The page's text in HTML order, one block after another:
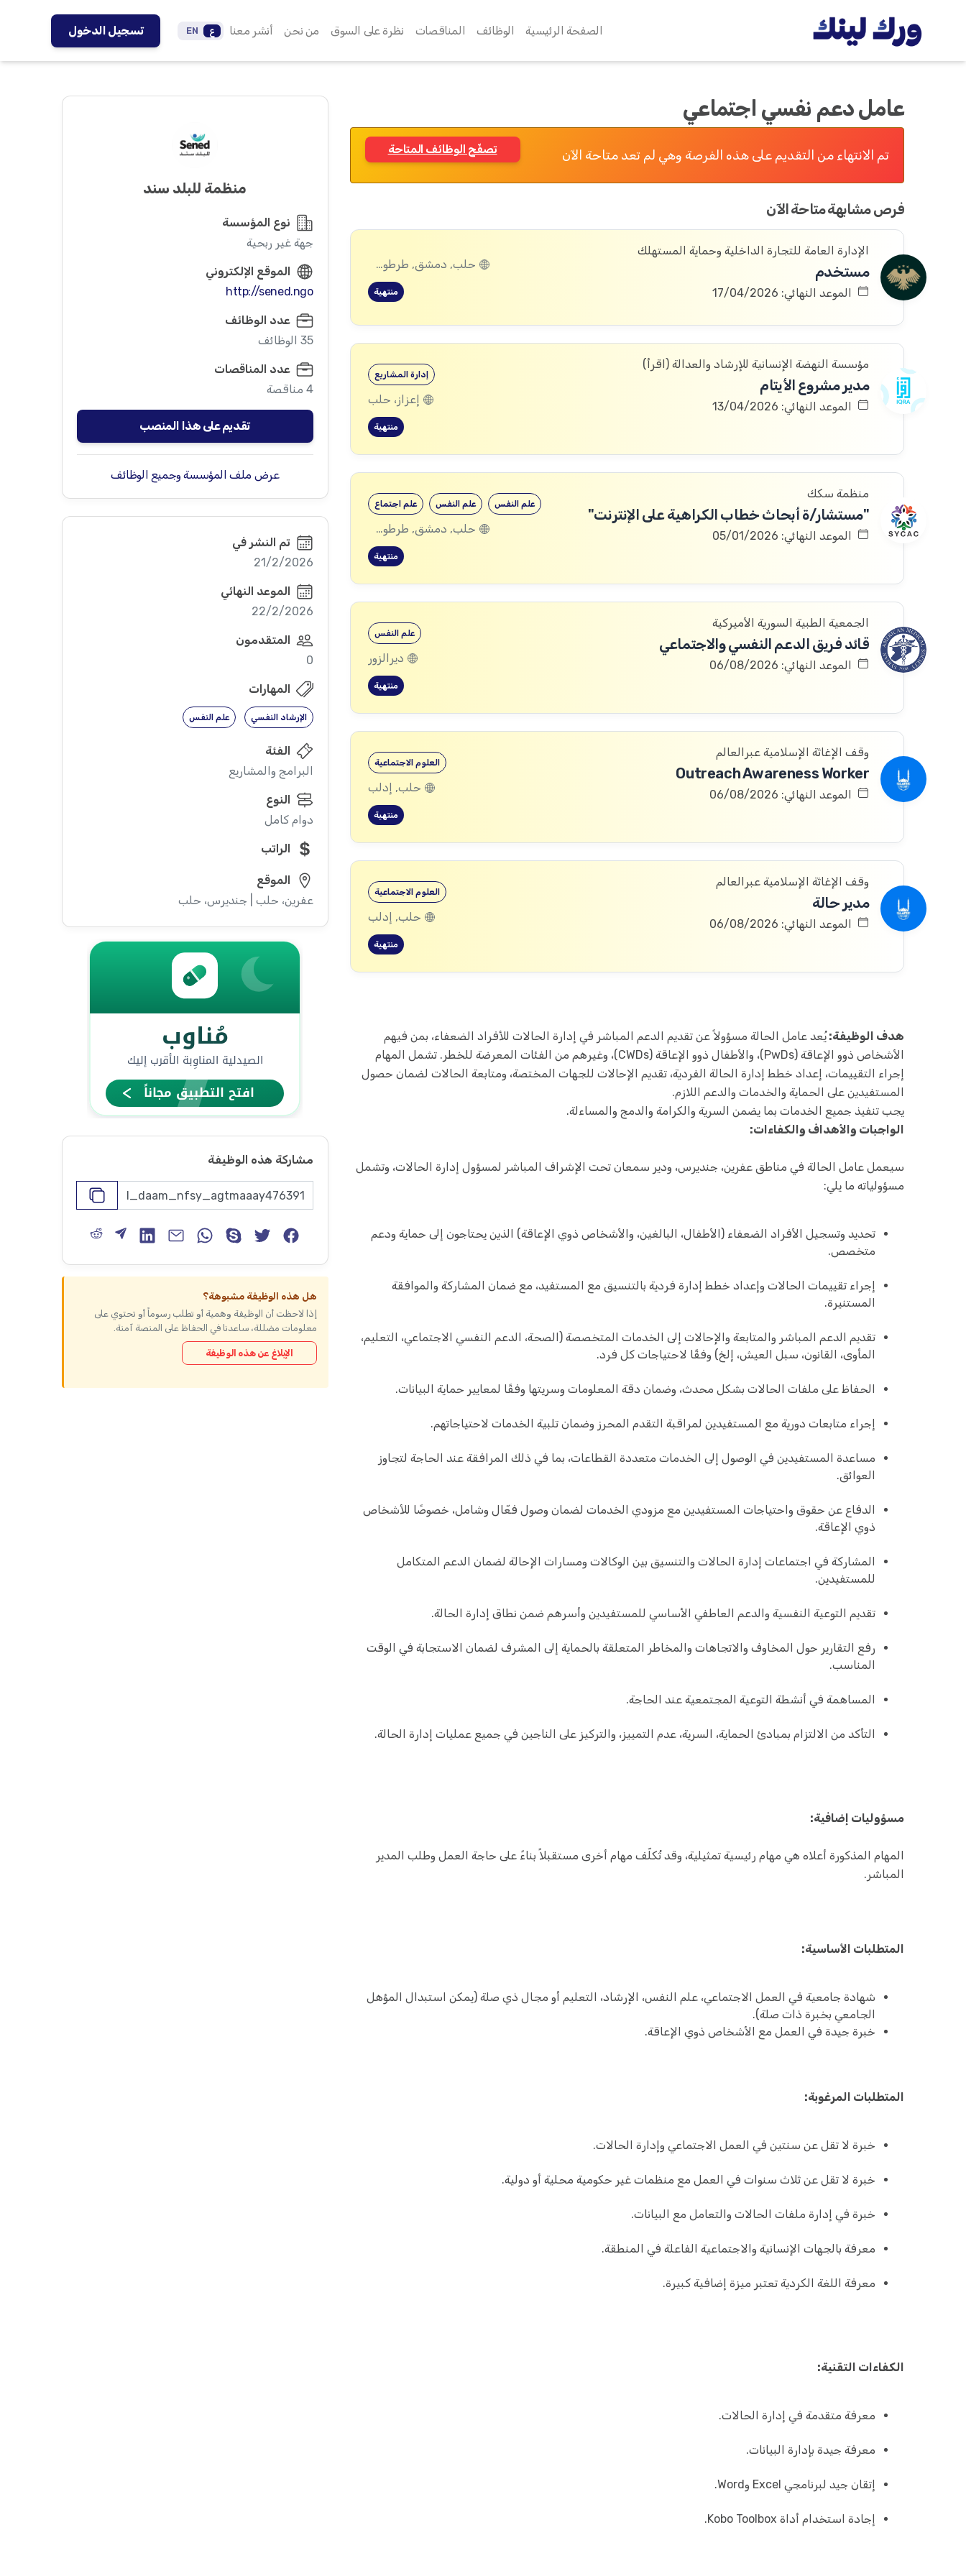
الصفحة الرئيسية الوظائف المناقصات نظرة على السوق من نحن أنشر معنا ع EN تسجيل الدخول
عامل دعم نفسي اجتماعي
تم الانتهاء من التقديم على هذه الفرصة وهي لم تعد متاحة الآن تصفّح الوظائف المتاحة
فرص مشابهة متاحة الآن
الإدارة العامة للتجارة الداخلية وحماية المستهلك
مستخدم
الموعد النهائي: 17/04/2026
حلب, دمشق, طرطوس, ديرالزور, درعا, القنيطرة, اللاذقية, الرقة, الحسكة
منتهية
مؤسسة النهضة الإنسانية للإرشاد والعدالة (اقرأ)
مدير مشروع الأيتام
الموعد النهائي: 13/04/2026
إدارة المشاريع
إعزاز، حلب
منتهية
منظمة سكك
"مستشار/ة أبحاث خطاب الكراهية على الإنترنت"
الموعد النهائي: 05/01/2026
علم اجتماع علم النفس علم النفس
حلب, دمشق, طرطوس, ريف دمشق, ديرالزور, درعا, السويداء, القنيطرة, اللاذقية, الرقة, حمص, الحسكة, حماة, ادلب
منتهية
الجمعية الطبية السورية الأميركية
قائد فريق الدعم النفسي والاجتماعي
الموعد النهائي: 06/08/2026
علم النفس
ديرالزور
منتهية
وقف الإغاثة الإسلامية عبرالعالم
Outreach Awareness Worker
الموعد النهائي: 06/08/2026
العلوم الاجتماعية
حلب, إدلب
منتهية
وقف الإغاثة الإسلامية عبرالعالم
مدير حالة
الموعد النهائي: 06/08/2026
العلوم الاجتماعية
حلب, إدلب
منتهية
هدف الوظيفة:يُعد عامل الحالة مسؤولاً عن تقديم الدعم المباشر في إدارة الحالات للأفراد الضعفاء، بمن فيهم
الأشخاص ذوو الإعاقة (PwDs)، والأطفال ذوو الإعاقة (CWDs)، وغيرهم من الفئات المعرضة للخطر. تشمل المهام
إجراء التقييمات، إعداد خطط إدارة الحالة الفردية، تقديم الإحالات للجهات المختصة، ومتابعة الحالات لضمان حصول
المستفيدين على الحماية والخدمات والدعم اللازم.
يجب تنفيذ جميع الخدمات بما يضمن السرية والكرامة والدمج والمساءلة.
الواجبات والأهداف والكفاءات:
سيعمل عامل الحالة في مناطق عفرين، جنديرس، ودير سمعان تحت الإشراف المباشر لمسؤول إدارة الحالات، وتشمل
مسؤولياته ما يلي:
تحديد وتسجيل الأفراد الضعفاء (الأطفال، البالغين، والأشخاص ذوي الإعاقة) الذين يحتاجون إلى حماية ودعم
متخصص.
إجراء تقييمات الحالات وإعداد خطط إدارة فردية بالتنسيق مع المستفيد، مع ضمان المشاركة والموافقة
المستنيرة.
تقديم الدعم المباشر والمتابعة والإحالات إلى الخدمات المتخصصة (الصحة، الدعم النفسي الاجتماعي، التعليم،
المأوى، القانون، سبل العيش، إلخ) وفقًا لاحتياجات كل فرد.
الحفاظ على ملفات الحالات بشكل محدث، وضمان دقة المعلومات وسريتها وفقًا لمعايير حماية البيانات.
إجراء متابعات دورية مع المستفيدين لمراقبة التقدم المحرز وضمان تلبية الخدمات لاحتياجاتهم.
مساعدة المستفيدين في الوصول إلى الخدمات متعددة القطاعات، بما في ذلك المرافقة عند الحاجة لتجاوز
العوائق.
الدفاع عن حقوق واحتياجات المستفيدين مع مزودي الخدمات لضمان وصول فعّال وشامل، خصوصًا للأشخاص
ذوي الإعاقة.
المشاركة في اجتماعات إدارة الحالات والتنسيق بين الوكالات ومسارات الإحالة لضمان الدعم المتكامل
للمستفيدين.
تقديم التوعية النفسية والدعم العاطفي الأساسي للمستفيدين وأسرهم ضمن نطاق إدارة الحالة.
رفع التقارير حول المخاوف والاتجاهات والمخاطر المتعلقة بالحماية إلى المشرف لضمان الاستجابة في الوقت
المناسب.
المساهمة في أنشطة التوعية المجتمعية عند الحاجة.
التأكد من الالتزام بمبادئ الحماية، السرية، عدم التمييز، والتركيز على الناجين في جميع عمليات إدارة الحالة.
مسؤوليات إضافية:
المهام المذكورة أعلاه هي مهام رئيسية تمثيلية، وقد تُكلّف مهام أخرى مستقبلاً بناءً على حاجة العمل وطلب المدير
المباشر.
المتطلبات الأساسية:
شهادة جامعية في العمل الاجتماعي، علم النفس، الإرشاد، التعليم أو مجال ذي صلة (يمكن استبدال المؤهل
الجامعي بخبرة ذات صلة).
خبرة جيدة في العمل مع الأشخاص ذوي الإعاقة.
المتطلبات المرغوبة:
خبرة لا تقل عن سنتين في العمل الاجتماعي وإدارة الحالات.
خبرة لا تقل عن ثلاث سنوات في العمل مع منظمات غير حكومية محلية أو دولية.
خبرة في إدارة ملفات الحالات والتعامل مع البيانات.
معرفة بالجهات الإنسانية والاجتماعية الفاعلة في المنطقة.
معرفة اللغة الكردية تعتبر ميزة إضافية كبيرة.
الكفاءات التقنية:
معرفة متقدمة في إدارة الحالات.
معرفة جيدة بإدارة البيانات.
إتقان جيد لبرنامجي Excel وWord.
إجادة استخدام أداة Kobo Toolbox.
منظمة للبلد سند
نوع المؤسسة
جهة غير ربحية
الموقع الإلكتروني
http://sened.ngo
عدد الوظائف
35 الوظائف
عدد المناقصات
4 مناقصة
تقديم على هذا المنصب
عرض ملف المؤسسة وجميع الوظائف
تم النشر في
21/2/2026
الموعد النهائي
22/2/2026
المتقدمون
0
المهارات
الإرشاد النفسي علم النفس
الفئة
البرامج والمشاريع
النوع
دوام كامل
الراتب
الموقع
عفرين، حلب | جنديرس، حلب
مشاركة هذه الوظيفة
هل هذه الوظيفة مشبوهة؟
إذا لاحظت أن الوظيفة وهمية أو تطلب رسوماً أو تحتوي على
معلومات مضللة، ساعدنا في الحفاظ على المنصة آمنة.
الإبلاغ عن هذه الوظيفة